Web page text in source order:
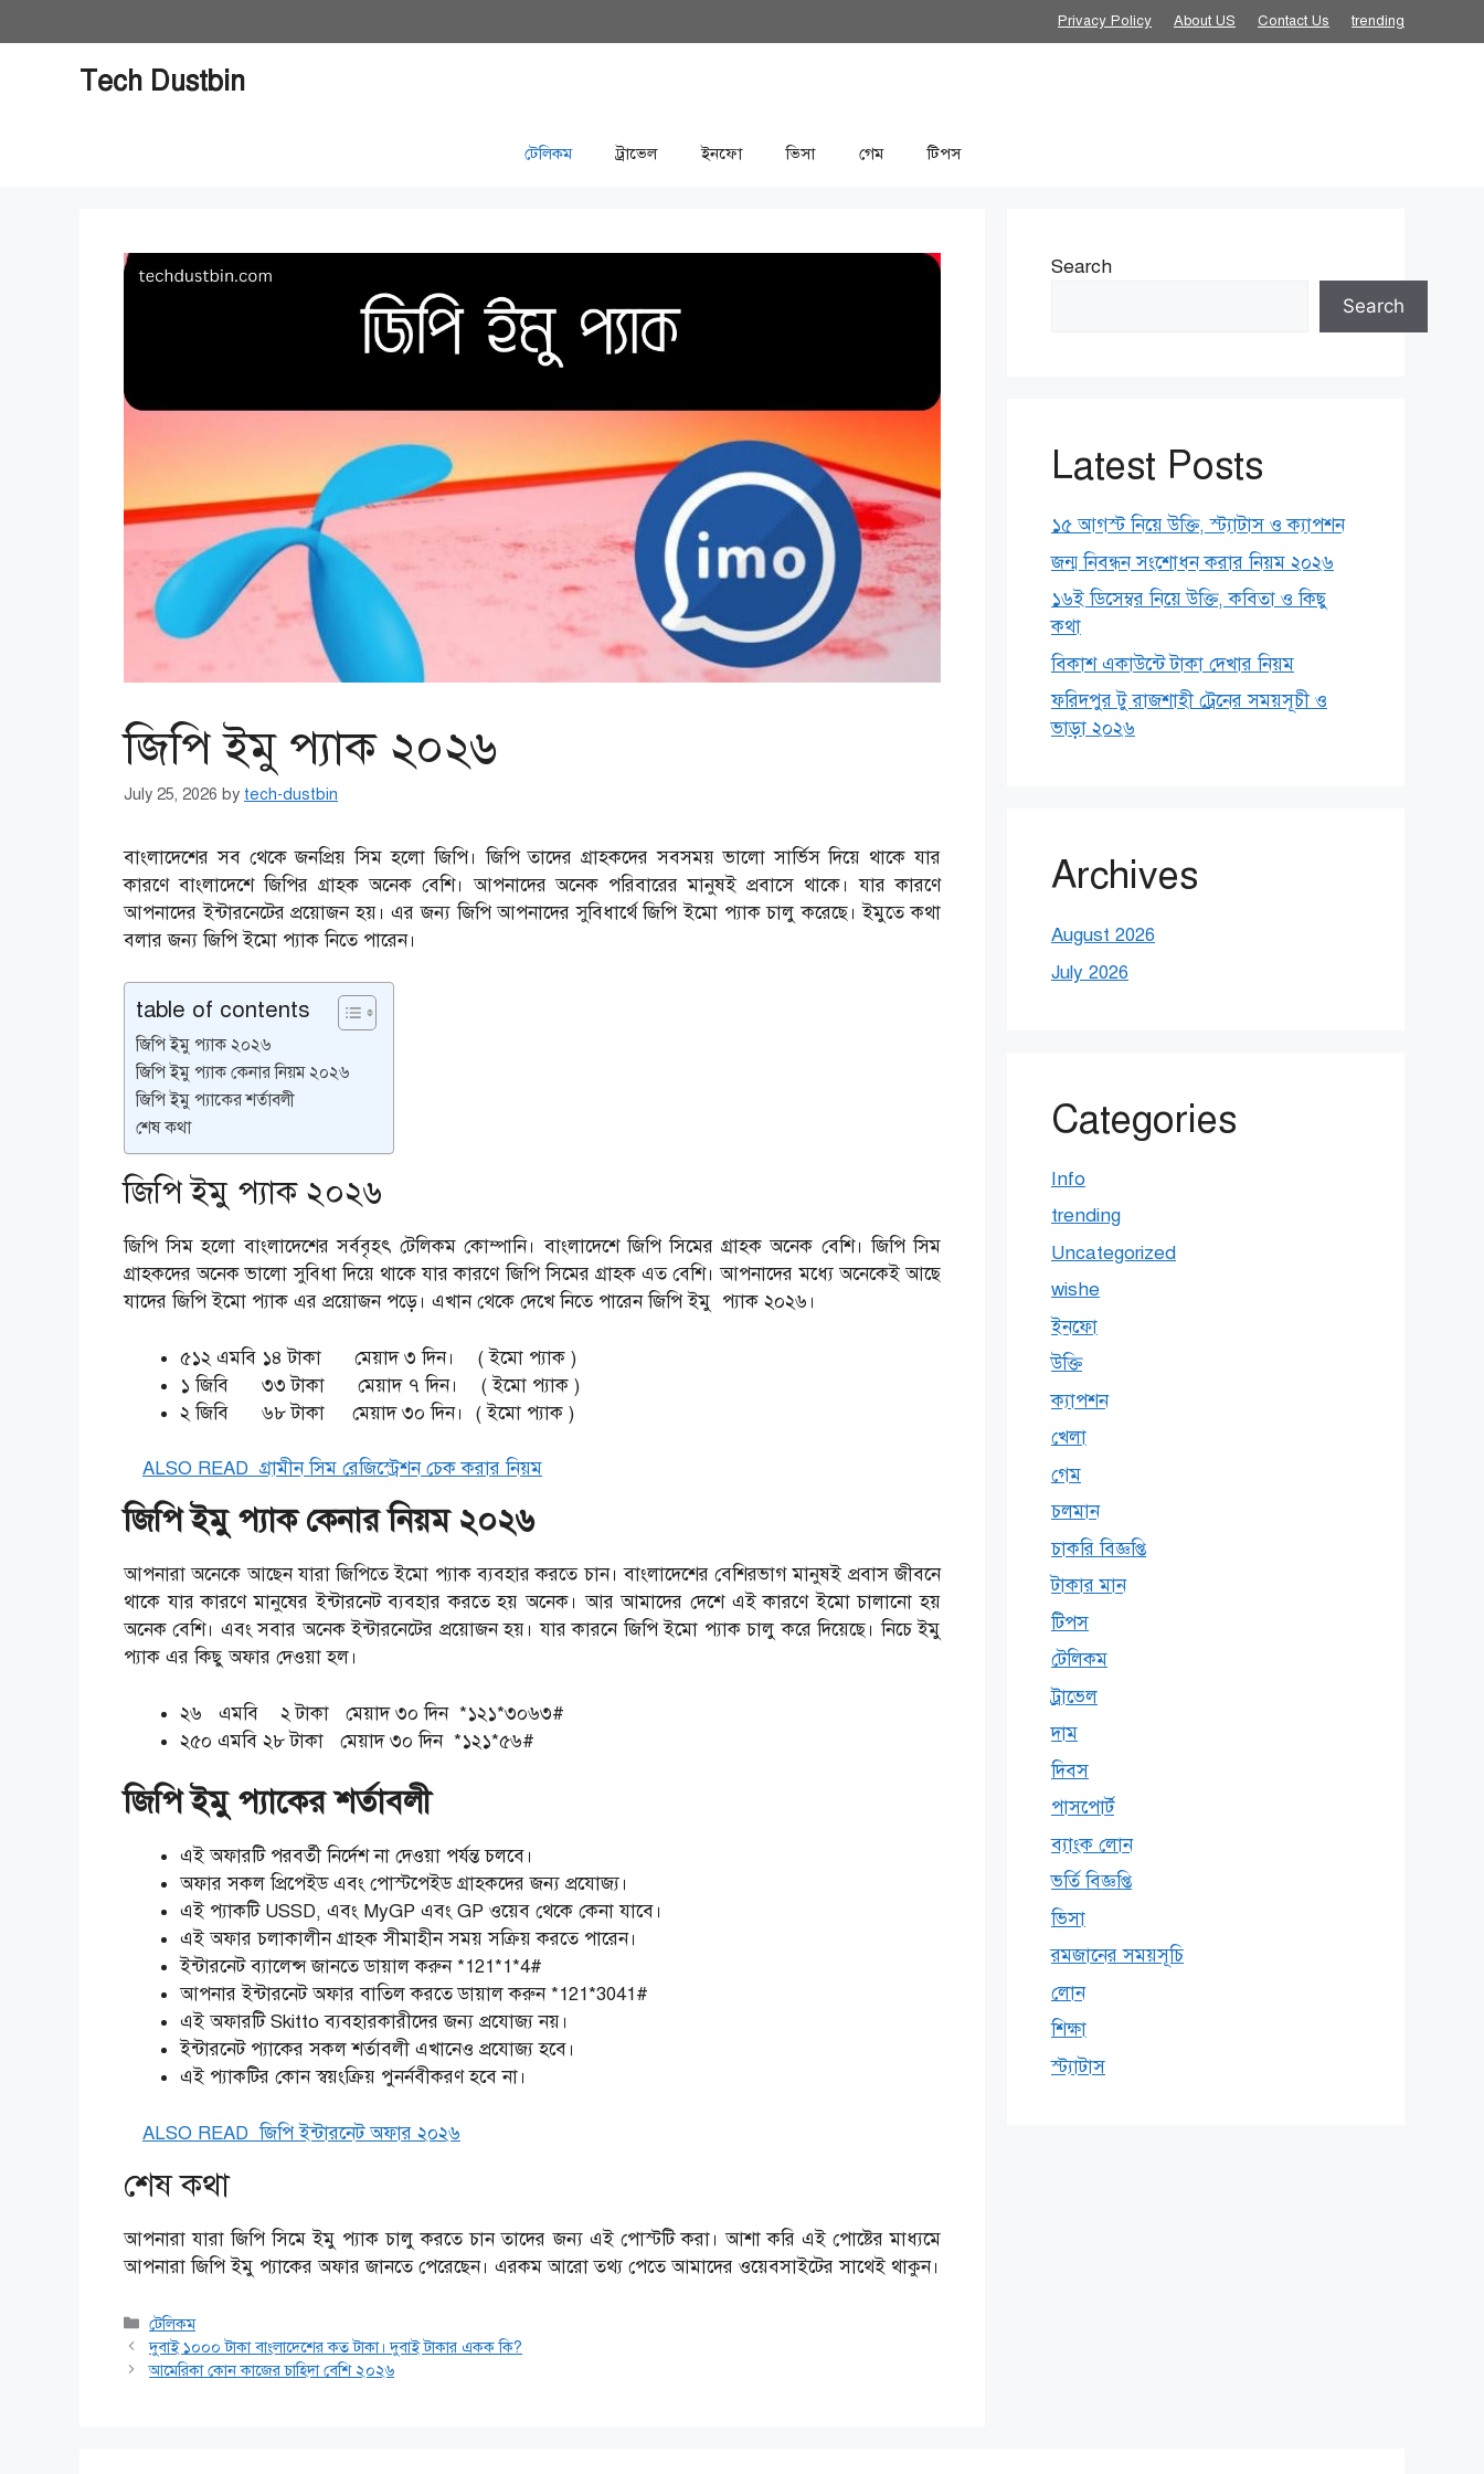
to
Privacy Policy About US Contact Us trending
Tech Dustbin
টেলিকম ট্রাভেল ইনফো ভিসা গেম টিপস
জিপি ইমু প্যাক ২০২৬
July 25, 2026 by tech-dustbin
বাংলাদেশের সব থেকে জনপ্রিয় সিম হলো জিপি। জিপি তাদের গ্রাহকদের সবসময় ভালো সার্ভিস দিয়ে থাকে যার
কারণে বাংলাদেশে জিপির গ্রাহক অনেক বেশি। আপনাদের অনেক পরিবারের মানুষই প্রবাসে থাকে। যার কারণে
আপনাদের ইন্টারনেটের প্রয়োজন হয়। এর জন্য জিপি আপনাদের সুবিধার্থে জিপি ইমো প্যাক চালু করেছে। ইমুতে কথা
বলার জন্য জিপি ইমো প্যাক নিতে পারেন।
table of contents
জিপি ইমু প্যাক ২০২৬
জিপি ইমু প্যাক কেনার নিয়ম ২০২৬
জিপি ইমু প্যাকের শর্তাবলী
শেষ কথা
জিপি ইমু প্যাক ২০২৬
জিপি সিম হলো বাংলাদেশের সর্ববৃহৎ টেলিকম কোম্পানি। বাংলাদেশে জিপি সিমের গ্রাহক অনেক বেশি। জিপি সিম
গ্রাহকদের অনেক ভালো সুবিধা দিয়ে থাকে যার কারণে জিপি সিমের গ্রাহক এত বেশি। আপনাদের মধ্যে অনেকেই আছে
যাদের জিপি ইমো প্যাক এর প্রয়োজন পড়ে। এখান থেকে দেখে নিতে পারেন জিপি ইমু প্যাক ২০২৬।
৫১২ এমবি ১৪ টাকা মেয়াদ ৩ দিন। ( ইমো প্যাক )
১ জিবি ৩৩ টাকা মেয়াদ ৭ দিন। ( ইমো প্যাক )
২ জিবি ৬৮ টাকা মেয়াদ ৩০ দিন। ( ইমো প্যাক )
ALSO READ গ্রামীন সিম রেজিস্ট্রেশন চেক করার নিয়ম
জিপি ইমু প্যাক কেনার নিয়ম ২০২৬
আপনারা অনেকে আছেন যারা জিপিতে ইমো প্যাক ব্যবহার করতে চান। বাংলাদেশের বেশিরভাগ মানুষই প্রবাস জীবনে
থাকে যার কারণে মানুষের ইন্টারনেট ব্যবহার করতে হয় অনেক। আর আমাদের দেশে এই কারণে ইমো চালানো হয়
অনেক বেশি। এবং সবার অনেক ইন্টারনেটের প্রয়োজন হয়। যার কারনে জিপি ইমো প্যাক চালু করে দিয়েছে। নিচে ইমু
প্যাক এর কিছু অফার দেওয়া হল।
২৬ এমবি ২ টাকা মেয়াদ ৩০ দিন *১২১*৩০৬৩#
২৫০ এমবি ২৮ টাকা মেয়াদ ৩০ দিন *১২১*৫৬#
জিপি ইমু প্যাকের শর্তাবলী
এই অফারটি পরবর্তী নির্দেশ না দেওয়া পর্যন্ত চলবে।
অফার সকল প্রিপেইড এবং পোস্টপেইড গ্রাহকদের জন্য প্রযোজ্য।
এই প্যাকটি USSD, এবং MyGP এবং GP ওয়েব থেকে কেনা যাবে।
এই অফার চলাকালীন গ্রাহক সীমাহীন সময় সক্রিয় করতে পারেন।
ইন্টারনেট ব্যালেন্স জানতে ডায়াল করুন *121*1*4#
আপনার ইন্টারনেট অফার বাতিল করতে ডায়াল করুন *121*3041#
এই অফারটি Skitto ব্যবহারকারীদের জন্য প্রযোজ্য নয়।
ইন্টারনেট প্যাকের সকল শর্তাবলী এখানেও প্রযোজ্য হবে।
এই প্যাকটির কোন স্বয়ংক্রিয় পুনর্নবীকরণ হবে না।
ALSO READ জিপি ইন্টারনেট অফার ২০২৬
শেষ কথা
আপনারা যারা জিপি সিমে ইমু প্যাক চালু করতে চান তাদের জন্য এই পোস্টটি করা। আশা করি এই পোষ্টের মাধ্যমে
আপনারা জিপি ইমু প্যাকের অফার জানতে পেরেছেন। এরকম আরো তথ্য পেতে আমাদের ওয়েবসাইটের সাথেই থাকুন।
Categories
টেলিকম
দুবাই ১০০০ টাকা বাংলাদেশের কত টাকা। দুবাই টাকার একক কি?
আমেরিকা কোন কাজের চাহিদা বেশি ২০২৬
Search
Search
Latest Posts
১৫ আগস্ট নিয়ে উক্তি, স্ট্যাটাস ও ক্যাপশন
জন্ম নিবন্ধন সংশোধন করার নিয়ম ২০২৬
১৬ই ডিসেম্বর নিয়ে উক্তি, কবিতা ও কিছু
কথা
বিকাশ একাউন্টে টাকা দেখার নিয়ম
ফরিদপুর টু রাজশাহী ট্রেনের সময়সূচী ও
ভাড়া ২০২৬
Archives
August 2026
July 2026
Categories
Info
trending
Uncategorized
wishe
ইনফো
উক্তি
ক্যাপশন
খেলা
গেম
চলমান
চাকরি বিজ্ঞপ্তি
টাকার মান
টিপস
টেলিকম
ট্রাভেল
দাম
দিবস
পাসপোর্ট
ব্যাংক লোন
ভর্তি বিজ্ঞপ্তি
ভিসা
রমজানের সময়সূচি
লোন
শিক্ষা
স্ট্যাটাস